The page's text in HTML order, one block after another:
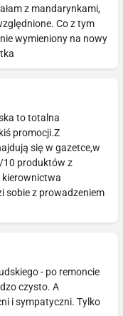
z mandarynkami,
Co z tym
wymieniony na nowy
to totalna
promocji.Z
się w gazetce,w
10 produktów z
kierownictwa
sobie z prowadzeniem
- po remoncie
czysto. A
i sympatyczni. Tylko